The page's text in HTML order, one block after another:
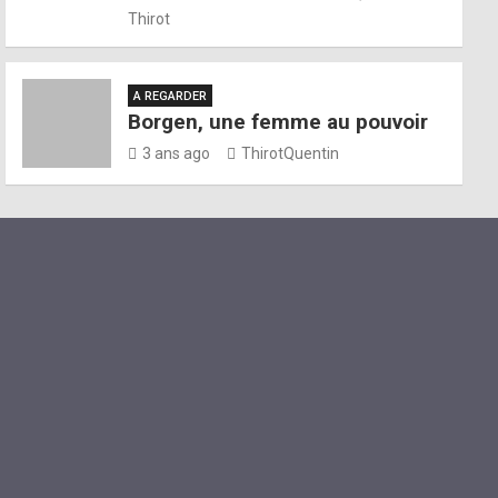
Thirot
A REGARDER
Borgen, une femme au pouvoir
3 ans ago ThirotQuentin